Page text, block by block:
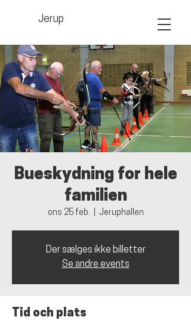
Jerup
Bueskydning for hele
familien
ons 25 feb. Jeruphallen
Der sælges ikke billetter
Se andre events
Tid och plats